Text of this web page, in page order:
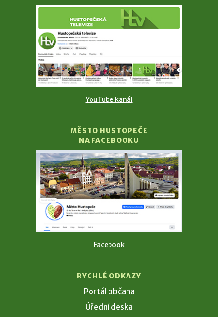
YouTube kanál
MĚSTO HUSTOPEČE
NA FACEBOOKU
Facebook
RYCHLÉ ODKAZY
Portál občana
Úřední deska